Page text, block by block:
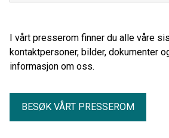
I vårt presserom finner du alle våre
kontaktpersoner, bilder, dokumenter
informasjon om oss.
BESØK VÅRT PRESSEROM